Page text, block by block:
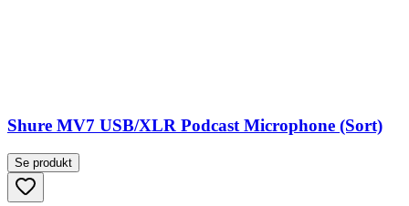
Shure MV7 USB/XLR Podcast Microphone (Sort)
Se produkt